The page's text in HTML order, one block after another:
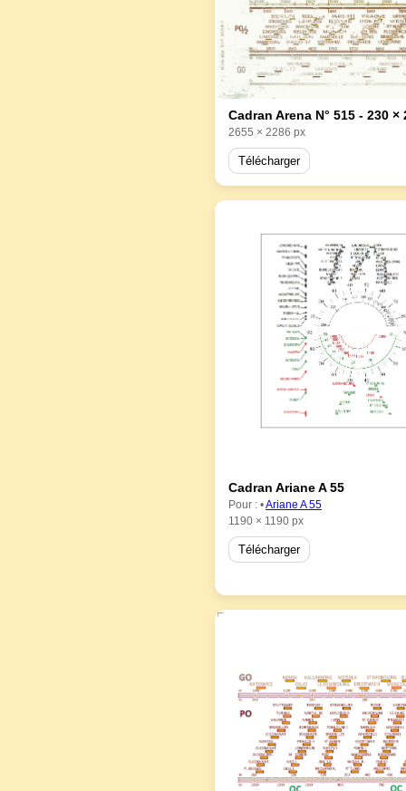
Cadran Arena N° 515 - 230 ×
2655 × 2286 px
Télécharger
Cadran Ariane A 55
Pour : •Ariane A 55
1190 × 1190 px
Télécharger